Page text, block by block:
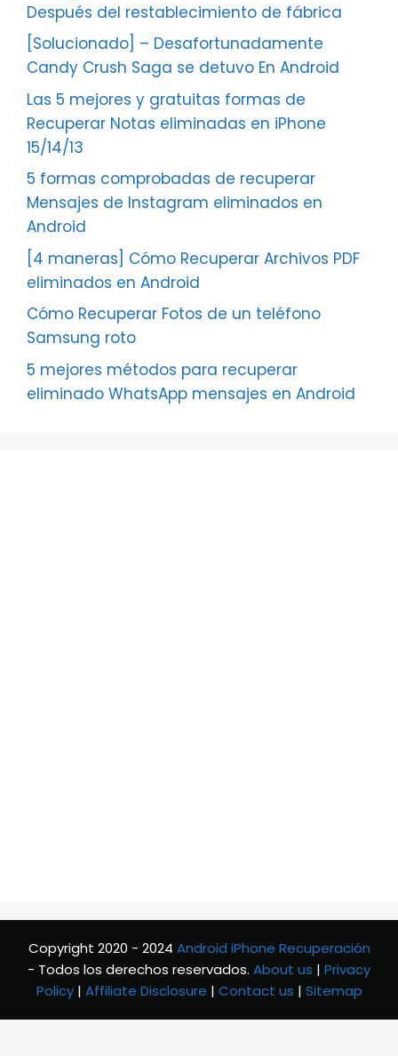
Después del restablecimiento de fábrica
[Solucionado] – Desafortunadamente
Candy Crush Saga se detuvo En Android
Las 5 mejores y gratuitas formas de
Recuperar Notas eliminadas en iPhone
15/14/13
5 formas comprobadas de recuperar
Mensajes de Instagram eliminados en
Android
[4 maneras] Cómo Recuperar Archivos PDF
eliminados en Android
Cómo Recuperar Fotos de un teléfono
Samsung roto
5 mejores métodos para recuperar
eliminado WhatsApp mensajes en Android
Copyright 2020 - 2024 Android iPhone Recuperación
- Todos los derechos reservados. About us | Privacy
Policy | Affiliate Disclosure | Contact us | Sitemap